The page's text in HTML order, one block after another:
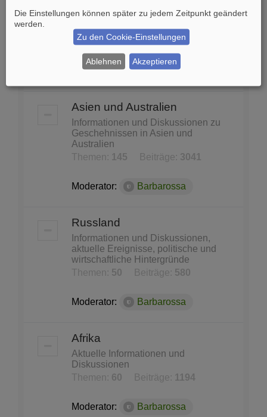
United Nations, Nato, WHO, Unicef,
Unesco...
Themen:87Beiträge:1140
Moderator: Barbarossa
Asien und Australien
Informationen und Diskussionen zu
Geschehnissen in Asien und
Australien
Themen:
145 Beiträge: 3041
Moderator: Barbarossa
Russland
Informationen und Diskussionen,
aktuelle Ereignisse, politische und
wirtschaftliche Hintergründe
Themen: 50 Beiträge: 580
Moderator: Barbarossa
Afrika
Aktuelle Informationen und
Diskussionen
Themen: 60 Beiträge: 1194
Moderator: Barbarossa
Die Einstellungen können später zu jedem Zeitpunkt geändert
werden.
Zu den Cookie-Einstellungen
Ablehnen Akzeptieren